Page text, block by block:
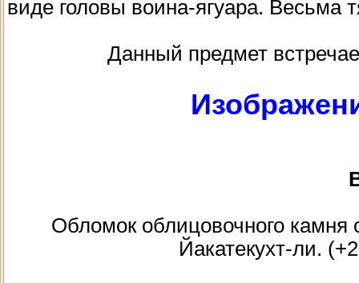
виде головы воина-ягуара. Весьма
Данный предмет
Обломок облицовочного камня
Йакатекухт-ли.